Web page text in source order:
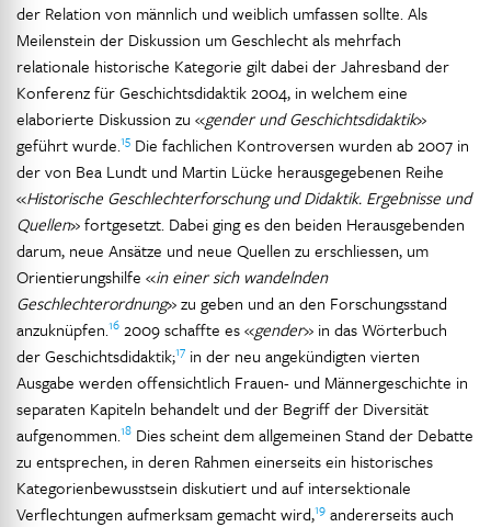
der Relation von männlich und weiblich umfassen sollte. Als
Meilenstein der Diskussion um Geschlecht als mehrfach
relationale historische Kategorie gilt dabei der Jahresband der
Konferenz für Geschichtsdidaktik 2004, in welchem eine
elaborierte Diskussion zu «gender und Geschichtsdidaktik»
geführt wurde.15 Die fachlichen Kontroversen wurden ab 2007 in
der von Bea Lundt und Martin Lücke herausgegebenen Reihe
«Historische Geschlechterforschung und Didaktik. Ergebnisse und
Quellen» fortgesetzt. Dabei ging es den beiden Herausgebenden
darum, neue Ansätze und neue Quellen zu erschliessen, um
Orientierungshilfe «in einer sich wandelnden
Geschlechterordnung» zu geben und an den Forschungsstand
anzuknüpfen.16 2009 schaffte es «gender» in das Wörterbuch
der Geschichtsdidaktik;17 in der neu angekündigten vierten
Ausgabe werden offensichtlich Frauen- und Männergeschichte in
separaten Kapiteln behandelt und der Begriff der Diversität
aufgenommen.18 Dies scheint dem allgemeinen Stand der Debatte
zu entsprechen, in deren Rahmen einerseits ein historisches
Kategorienbewusstsein diskutiert und auf intersektionale
Verflechtungen aufmerksam gemacht wird,19 andererseits auch